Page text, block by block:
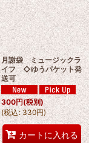
月謝袋 ミュージックラ
イフ ◇ゆうパケット発
送可
300円(税別)
(税込: 330円)
カートに入れる